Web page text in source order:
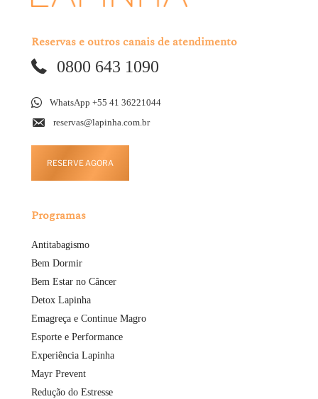
Reservas e outros canais de atendimento
0800 643 1090
WhatsApp +55 41 36221044
reservas@lapinha.com.br
RESERVE AGORA
Programas
Antitabagismo
Bem Dormir
Bem Estar no Câncer
Detox Lapinha
Emagreça e Continue Magro
Esporte e Performance
Experiência Lapinha
Mayr Prevent
Redução do Estresse